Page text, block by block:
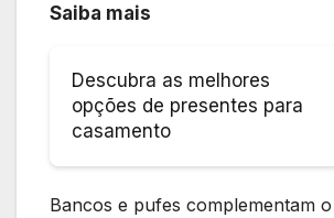
Saiba mais
Descubra as melhores
opções de presentes para
casamento
Bancos e pufes complementam